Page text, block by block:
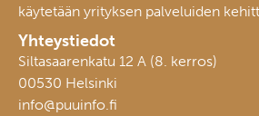
käytetään yrityksen palveluiden
Yhteystiedot
Siltasaarenkatu 12 A (8. kerros)
00530 Helsinki
info@puuinfo.fi